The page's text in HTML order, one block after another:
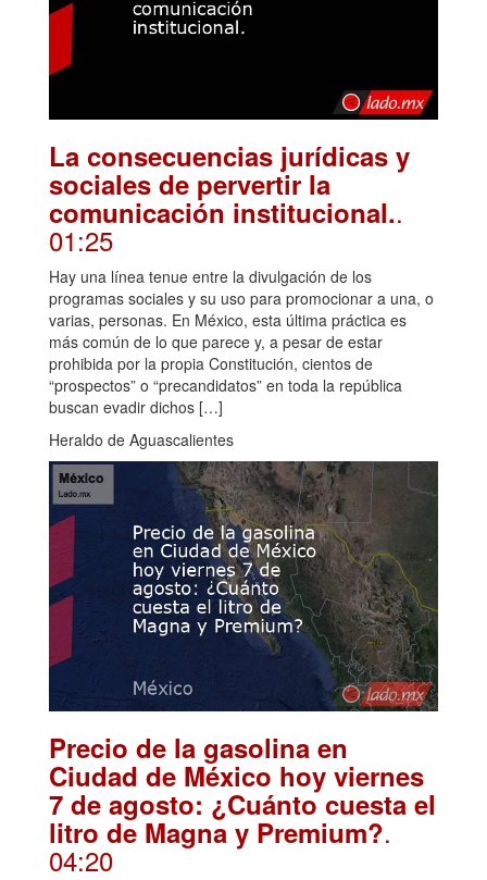
La consecuencias jurídicas y
sociales de pervertir la
comunicación institucional..
01:25
Hay una línea tenue entre la divulgación de los
programas sociales y su uso para promocionar a una, o
varias, personas. En México, esta última práctica es
más común de lo que parece y, a pesar de estar
prohibida por la propia Constitución, cientos de
“prospectos” o “precandidatos” en toda la república
buscan evadir dichos […]
Heraldo de Aguascalientes
Precio de la gasolina en
Ciudad de México hoy viernes
7 de agosto: ¿Cuánto cuesta el
litro de Magna y Premium?.
04:20